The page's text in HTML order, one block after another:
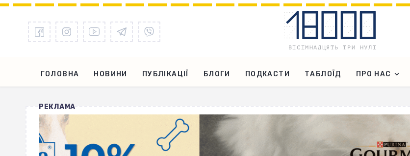
ГОЛОВНА НОВИНИ ПУБЛІКАЦІЇ БЛОГИ ПОДКАСТИ ТАБЛОЇД ПРО НАС
РЕКЛАМА